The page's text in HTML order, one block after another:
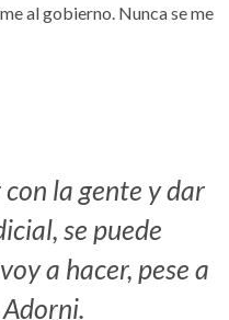
al gobierno. Nunca se me
la gente y dar
se puede
a hacer, pese a